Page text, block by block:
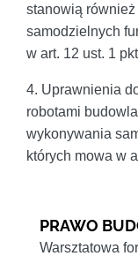
stanowią
samodzielnych
w art. 12 ust. 1
4. Uprawnienia
robotami
wykonywania
których mowa w
PRAWO
Warsztatowa